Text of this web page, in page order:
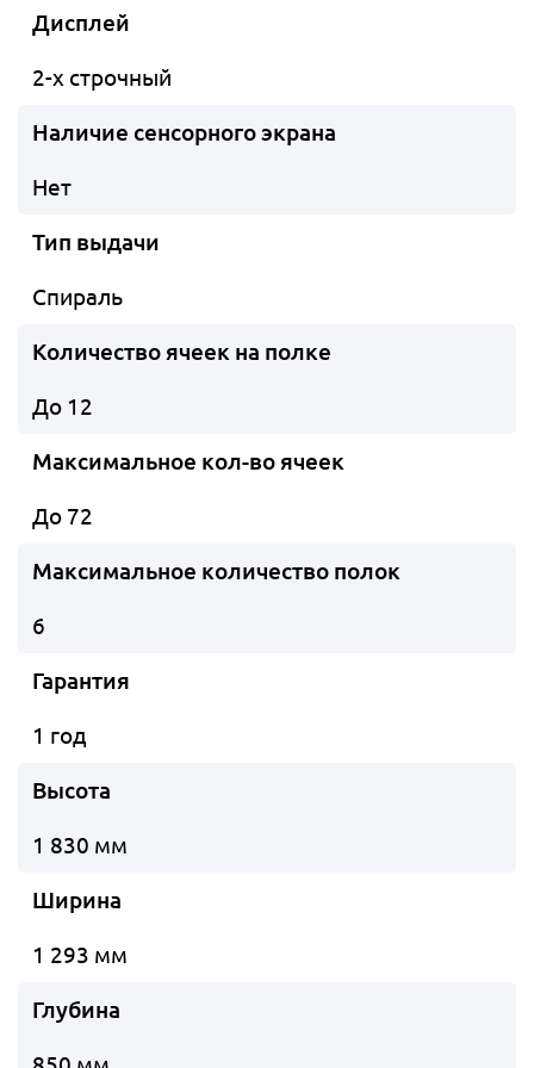
Дисплей
2-х строчный
Наличие сенсорного экрана
Нет
Тип выдачи
Спираль
Количество ячеек на полке
До 12
Максимальное кол-во ячеек
До 72
Максимальное количество полок
6
Гарантия
1 год
Высота
1 830 мм
Ширина
1 293 мм
Глубина